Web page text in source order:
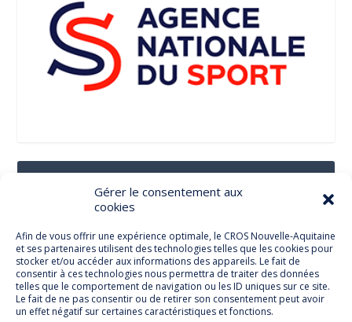
Gérer le consentement aux
cookies
Afin de vous offrir une expérience optimale, le CROS Nouvelle-Aquitaine
et ses partenaires utilisent des technologies telles que les cookies pour
stocker et/ou accéder aux informations des appareils. Le fait de
consentir à ces technologies nous permettra de traiter des données
telles que le comportement de navigation ou les ID uniques sur ce site.
Le fait de ne pas consentir ou de retirer son consentement peut avoir
un effet négatif sur certaines caractéristiques et fonctions.
Facebook